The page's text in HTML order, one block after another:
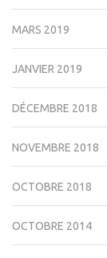
MARS 2019
JANVIER 2019
DÉCEMBRE 2018
NOVEMBRE 2018
OCTOBRE 2018
OCTOBRE 2014